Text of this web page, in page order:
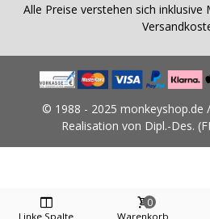
Alle Preise verstehen sich
© 1988 - 2025 monkeyshop.de
Realisation von Dipl.-Des.
Linke Spalte Warenkorb
0